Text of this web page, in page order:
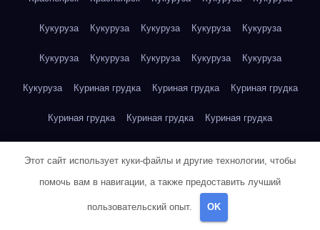
Кукуруза Кукуруза Кукуруза Кукуруза Кукуруза
Кукуруза Кукуруза Кукуруза Кукуруза Кукуруза
Кукуруза Куриная грудка Куриная грудка Куриная грудка
Куриная грудка Куриная грудка Куриная грудка
Куриная грудка Куриная грудка Куриная грудка
Куриная грудка Куриная грудка Куриная грудка
Этот сайт использует куки-файлы и другие технологии, чтобы
помочь вам в навигации, а также предоставить лучший
пользовательский опыт. OK